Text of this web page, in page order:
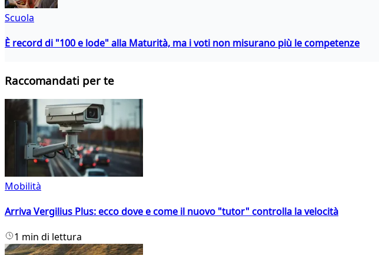
Scuola
È record di "100 e lode" alla Maturità, ma i voti non misurano più le competenze
Raccomandati per te
Mobilità
Arriva Vergilius Plus: ecco dove e come il nuovo "tutor" controlla la velocità
1 min di lettura